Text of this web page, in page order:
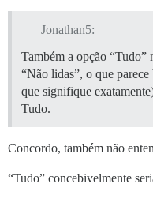
Jonathan5:
Também a opção “Tudo”
“Não lidas”, o que
que signifique
Tudo.
Concordo, também não
“Tudo” concebivelmente